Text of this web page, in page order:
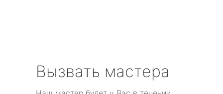
Вызвать мастера